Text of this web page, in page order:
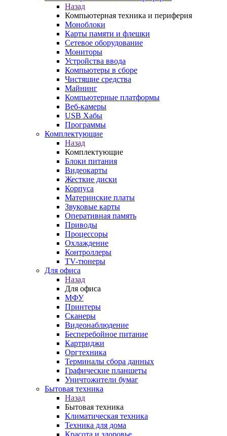
Назад
Компьютерная техника и периферия
Моноблоки
Карты памяти и флешки
Сетевое оборудование
Мониторы
Устройства ввода
Компьютеры в сборе
Чистящие средства
Майнинг
Компьютерные платформы
Веб-камеры
USB Хабы
Программы
Комплектующие
Назад
Комплектующие
Блоки питания
Видеокарты
Жесткие диски
Корпуса
Материнские платы
Звуковые карты
Оперативная память
Приводы
Процессоры
Охлаждение
Контроллеры
TV-тюнеры
Для офиса
Назад
Для офиса
МФУ
Принтеры
Сканеры
Видеонаблюдение
Бесперебойное питание
Картриджи
Оргтехника
Терминалы сбора данных
Графические планшеты
Уничтожители бумаг
Бытовая техника
Назад
Бытовая техника
Климатическая техника
Техника для дома
Красота и здоровье